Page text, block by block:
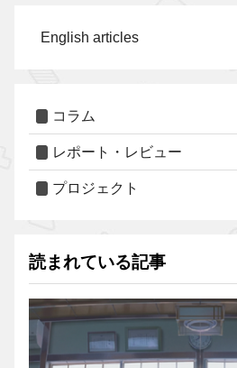
English articles
コラム
レポート・レビュー
プロジェクト
読まれている記事